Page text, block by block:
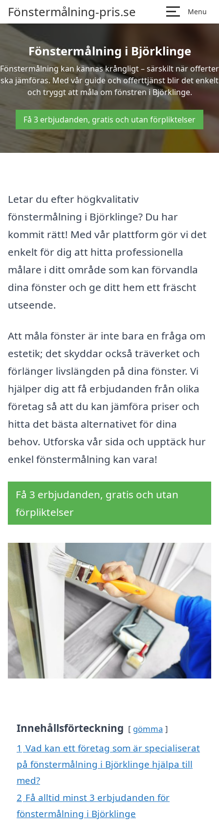
Fönstermålning-pris.se Menu
Fönstermålning i Björklinge
Fönstermålning kan kännas krångligt – särskilt när offerter
ska jämföras. Med vår guide och offerttjänst blir det enkelt
och tryggt att måla om fönstren i Björklinge.
Få 3 erbjudanden, gratis och utan förpliktelser
Letar du efter högkvalitativ
fönstermålning i Björklinge? Du har
kommit rätt! Med vår plattform gör vi det
enkelt för dig att hitta professionella
målare i ditt område som kan förvandla
dina fönster och ge ditt hem ett fräscht
utseende.
Att måla fönster är inte bara en fråga om
estetik; det skyddar också träverket och
förlänger livslängden på dina fönster. Vi
hjälper dig att få erbjudanden från olika
företag så att du kan jämföra priser och
hitta det bästa alternativet för dina
behov. Utforska vår sida och upptäck hur
enkel fönstermålning kan vara!
Få 3 erbjudanden, gratis och utan
förpliktelser
Innehållsförteckning gömma
1 Vad kan ett företag som är specialiserat
på fönstermålning i Björklinge hjälpa till
med?
2 Få alltid minst 3 erbjudanden för
fönstermålning i Björklinge